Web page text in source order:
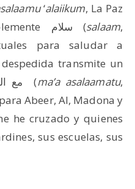
‘alaiikum, La Paz
sea con ustedes) o simplemente سلام (salaam,
para saludar a
transmite un
deseo equivalente: مع السلامة (ma’a asalaamatu,
Abeer, Al, Madona y
he cruzado y quienes
sus escuelas, sus